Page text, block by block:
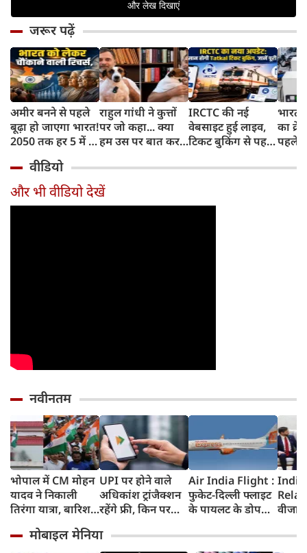
जरूर पढ़ें
अमीर बनने से पहले
बूढ़ा हो जाएगा भारत!
2050 तक हर 5 में 1
साल से ज्यादा उम्र का
राहुल गांधी ने कुत्तों
पर जो कहा... क्या
हम उस पर बात कर
IRCTC की नई
वेबसाइट हुई लाइव,
टिकट बुकिंग से पहले
काम, जानें पूरा
भारत
का
पहले
और
वीडियो
और भी वीडियो देखें
नवीनतम
भोपाल में CM मोहन
यादव ने निकाली
तिरंगा यात्रा, बारिश
ने दिखाया देशभक्ति
UPI पर होने वाले
अधिकांश ट्रांजैक्शन
रहेंगे फ्री, किन पर
ने दिया बड़ा अपडेट
Air India Flight :
फुकेट-दिल्ली फ्लाइट
के पायलट के डोप
कहा- रिपोर्ट नहीं
वीजा
मोबाइल मेनिया